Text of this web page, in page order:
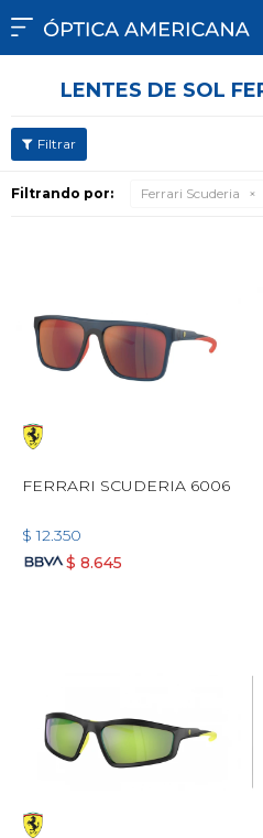

LENTES DE SOL
Filtrando por: Ferrari Scuderia
FERRARI SCUDERIA 6006
$ 12.350
$ 8.645